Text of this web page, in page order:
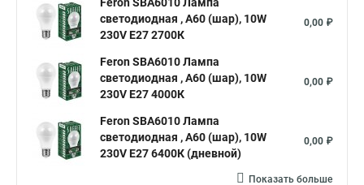
светодиодная , A60 (шар), 10W
230V E27 2700К
0,00 ₽
Feron SBA6010 Лампа
светодиодная , A60 (шар), 10W
230V E27 4000К
0,00 ₽
Feron SBA6010 Лампа
светодиодная , A60 (шар), 10W
230V E27 6400К (дневной)
0,00 ₽
Показать больше